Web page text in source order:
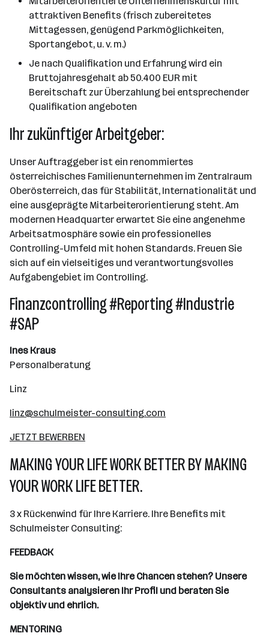
attraktiven Benefits (frisch zubereitetes
Mittagessen, genügend Parkmöglichkeiten,
Sportangebot, u. v. m.)
Je nach Qualifikation und Erfahrung wird ein
Bruttojahresgehalt ab 50.400 EUR mit
Bereitschaft zur Überzahlung bei entsprechender
Qualifikation angeboten
Ihr zukünftiger Arbeitgeber:
Unser Auftraggeber ist ein renommiertes
österreichisches Familienunternehmen im Zentralraum
Oberösterreich, das für Stabilität, Internationalität und
eine ausgeprägte Mitarbeiterorientierung steht. Am
modernen Headquarter erwartet Sie eine angenehme
Arbeitsatmosphäre sowie ein professionelles
Controlling-Umfeld mit hohen Standards. Freuen Sie
sich auf ein vielseitiges und verantwortungsvolles
Aufgabengebiet im Controlling.
Finanzcontrolling #Reporting #Industrie
#SAP
Ines Kraus
Personalberatung
Linz
linz@schulmeister-consulting.com
JETZT BEWERBEN
MAKING YOUR LIFE WORK BETTER BY MAKING
YOUR WORK LIFE BETTER.
3 x Rückenwind für Ihre Karriere. Ihre Benefits mit
Schulmeister Consulting:
FEEDBACK
Sie möchten wissen, wie Ihre Chancen stehen? Unsere
Consultants analysieren Ihr Profil und beraten Sie
objektiv und ehrlich.
MENTORING